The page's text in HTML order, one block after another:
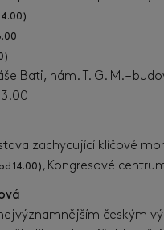
Bati, nám. T. G. M. –
zachycující klíčové
14.00), Kongresové
českým